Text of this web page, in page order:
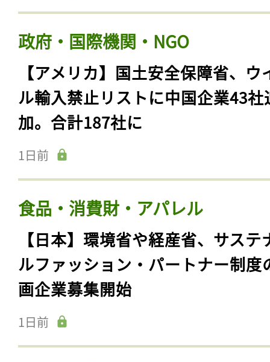
政府・国際機関・NGO
【アメリカ】国土安全保障省、ウ
ル輸入禁止リストに中国企業43社
加。合計187社に
1日前
食品・消費財・アパレル
【日本】環境省や経産省、サステ
ルファッション・パートナー制度
画企業募集開始
1日前